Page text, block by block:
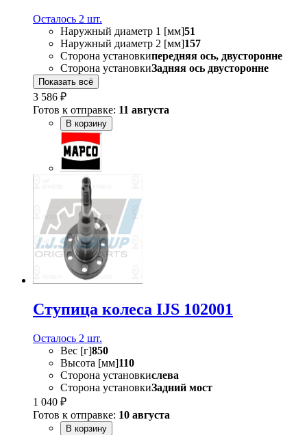
Осталось 2 шт.
Наружный диаметр 1 [мм]51
Наружный диаметр 2 [мм]157
Сторона установкипередняя ось, двусторонне
Сторона установкиЗадняя ось двусторонне
Показать всё
3 586 ₽
Готов к отправке: 11 августа
В корзину
Ступица колеса IJS 102001
Осталось 2 шт.
Вес [г]850
Высота [мм]110
Сторона установкислева
Сторона установкиЗадний мост
1 040 ₽
Готов к отправке: 10 августа
В корзину